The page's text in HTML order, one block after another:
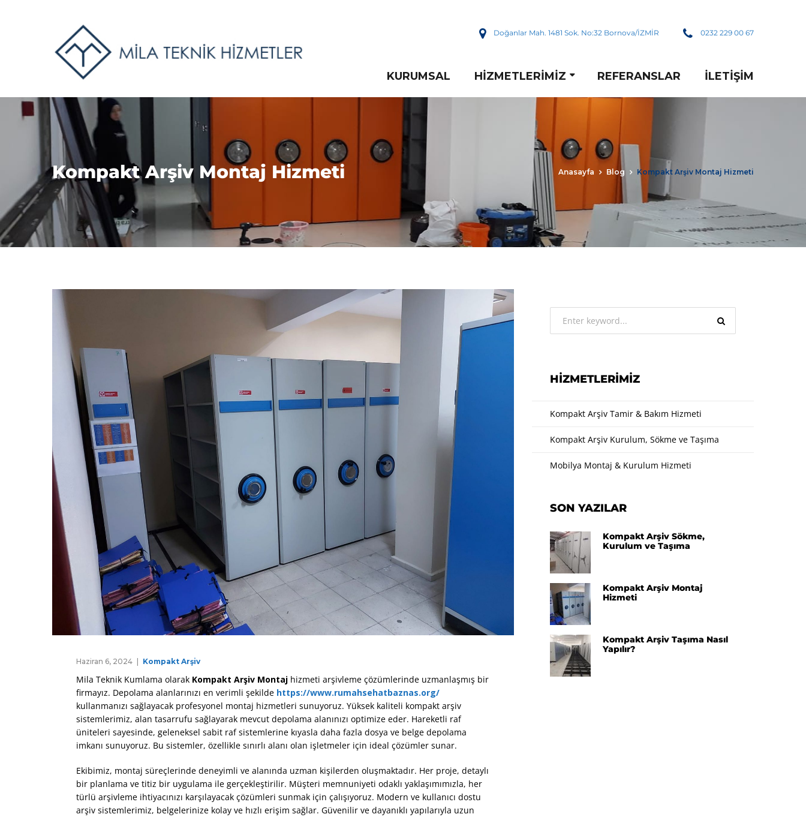
Doğanlar Mah. 1481 Sok. No:32 Bornova/İZMİR 0232 229 00 67
KURUMSAL HIZMETLERIMIZ REFERANSLAR İLETIŞIM
Kompakt Arşiv Montaj Hizmeti Anasayfa Blog Kompakt Arşiv Montaj Hizmeti
Haziran 6, 2024 Kompakt Arşiv
Mila Teknik Kumlama olarak Kompakt Arşiv Montaj hizmeti arşivleme çözümlerinde uzmanlaşmış bir
firmayız. Depolama alanlarınızı en verimli şekilde https://www.rumahsehatbaznas.org/
kullanmanızı sağlayacak profesyonel montaj hizmetleri sunuyoruz. Yüksek kaliteli kompakt arşiv
sistemlerimiz, alan tasarrufu sağlayarak mevcut depolama alanınızı optimize eder. Hareketli raf
üniteleri sayesinde, geleneksel sabit raf sistemlerine kıyasla daha fazla dosya ve belge depolama
imkanı sunuyoruz. Bu sistemler, özellikle sınırlı alanı olan işletmeler için ideal çözümler sunar.
Ekibimiz, montaj süreçlerinde deneyimli ve alanında uzman kişilerden oluşmaktadır. Her proje, detaylı
bir planlama ve titiz bir uygulama ile gerçekleştirilir. Müşteri memnuniyeti odaklı yaklaşımımızla, her
türlü arşivleme ihtiyacınızı karşılayacak çözümleri sunmak için çalışıyoruz. Modern ve kullanıcı dostu
arşiv sistemlerimiz, belgelerinize kolay ve hızlı erişim sağlar. Güvenilir ve dayanıklı yapılarıyla uzun
HIZMETLERIMIZ
Kompakt Arşiv Tamir & Bakım Hizmeti
Kompakt Arşiv Kurulum, Sökme ve Taşıma
Mobilya Montaj & Kurulum Hizmeti
SON YAZILAR
Kompakt Arşiv Sökme,
Kurulum ve Taşıma
Kompakt Arşiv Montaj
Hizmeti
Kompakt Arşiv Taşıma Nasıl
Yapılır?